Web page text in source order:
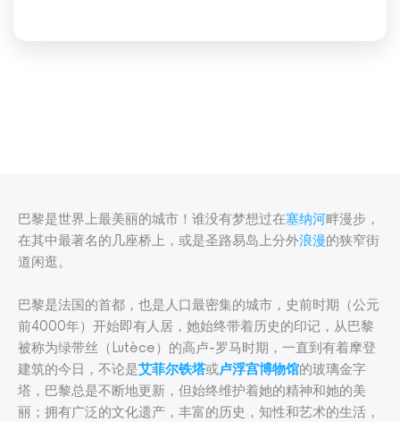
巴黎是世界上最美丽的城市！谁没有梦想过在塞纳河畔漫步，
在其中最著名的几座桥上，或是圣路易岛上分外浪漫的狭窄街
道闲逛。
巴黎是法国的首都，也是人口最密集的城市，史前时期（公元
前4000年）开始即有人居，她始终带着历史的印记，从巴黎
被称为绿带丝（Lutèce）的高卢-罗马时期，一直到有着摩登
建筑的今日，不论是艾菲尔铁塔或卢浮宫博物馆的玻璃金字
塔，巴黎总是不断地更新，但始终维护着她的精神和她的美
丽；拥有广泛的文化遗产，丰富的历史，知性和艺术的生活，